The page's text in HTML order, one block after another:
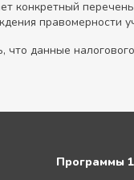
конкретный
правомерности
что данные
Программы